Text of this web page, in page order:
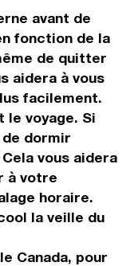
avant de
fonction de la
de quitter
aidera à vous
facilement.
le voyage. Si
de dormir
vous aidera
à votre
horaire.
la veille du
Canada, pour